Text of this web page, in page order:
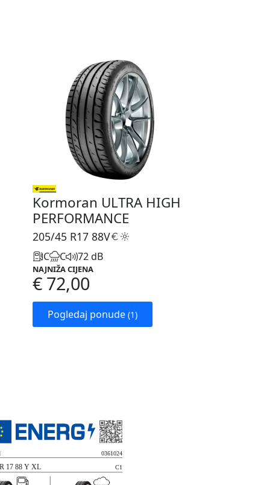
Kormoran ULTRA HIGH
PERFORMANCE
205/45 R17 88V
C C 72 dB
NAJNIŽA CIJENA
€ 72,00
Pogledaj ponude (1)